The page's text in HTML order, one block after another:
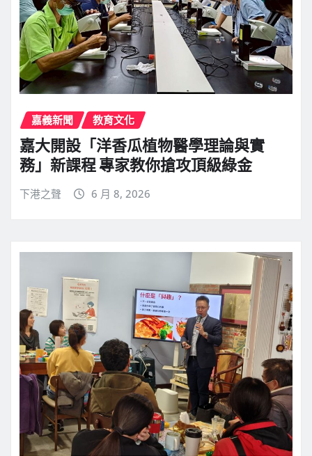
嘉義新聞 教育文化
嘉大開設「洋香瓜植物醫學理論與實
務」新課程 專家教你搶攻頂級綠金
下港之聲 6 月 8, 2026